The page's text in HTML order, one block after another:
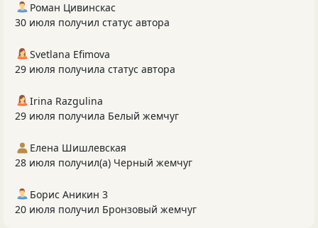
Роман Цивинскас
30 июля получил статус автора
Svetlana Efimova
29 июля получила статус автора
Irina Razgulina
29 июля получила Белый жемчуг
Елена Шишлевская
28 июля получил(а) Черный жемчуг
Борис Аникин 3
20 июля получил Бронзовый жемчуг